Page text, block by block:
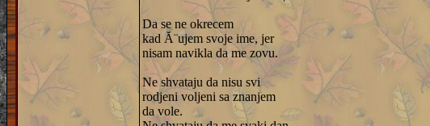
Da se ne okrecem
kad Ă¨ujem svoje ime, jer
nisam navikla da me zovu.
Ne shvataju da nisu svi
rodjeni voljeni sa znanjem
da vole.